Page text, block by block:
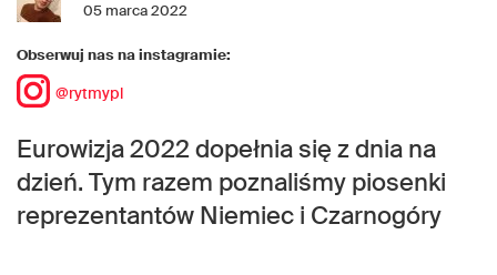
05 marca 2022
Obserwuj nas na instagramie:
@rytmypl
Eurowizja 2022 dopełnia się z dnia na
dzień. Tym razem poznaliśmy piosenki
reprezentantów Niemiec i Czarnogóry